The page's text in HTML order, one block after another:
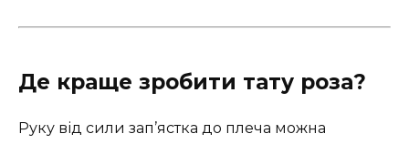
Де краще зробити тату роза?
Руку від сили зап’ястка до плеча можна